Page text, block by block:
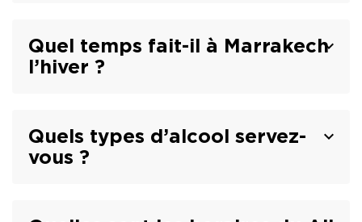
Tabarka - Tunisie
TABARKA - Thabraca Thalasso & Diving
DJERBA - TUI BLUE Palm Beach Palace
Tozeur - Tunisie
Quel temps fait-il à Marrakech
l’hiver ?
Quels types d’alcool servez-
vous ?